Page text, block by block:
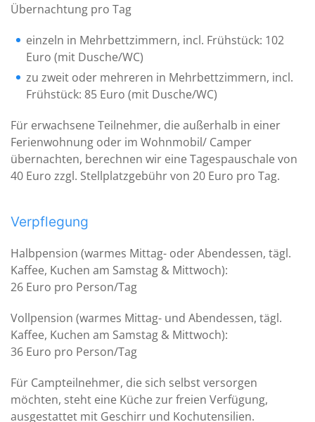
Übernachtung pro Tag
einzeln in Mehrbettzimmern, incl. Frühstück: 102
Euro (mit Dusche/WC)
zu zweit oder mehreren in Mehrbettzimmern, incl.
Frühstück: 85 Euro (mit Dusche/WC)
Für erwachsene Teilnehmer, die außerhalb in einer
Ferienwohnung oder im Wohnmobil/ Camper
übernachten, berechnen wir eine Tagespauschale von
40 Euro zzgl. Stellplatzgebühr von 20 Euro pro Tag.
Verpflegung
Halbpension (warmes Mittag- oder Abendessen, tägl.
Kaffee, Kuchen am Samstag & Mittwoch):
26 Euro pro Person/Tag
Vollpension (warmes Mittag- und Abendessen, tägl.
Kaffee, Kuchen am Samstag & Mittwoch):
36 Euro pro Person/Tag
Für Campteilnehmer, die sich selbst versorgen
möchten, steht eine Küche zur freien Verfügung,
ausgestattet mit Geschirr und Kochutensilien.